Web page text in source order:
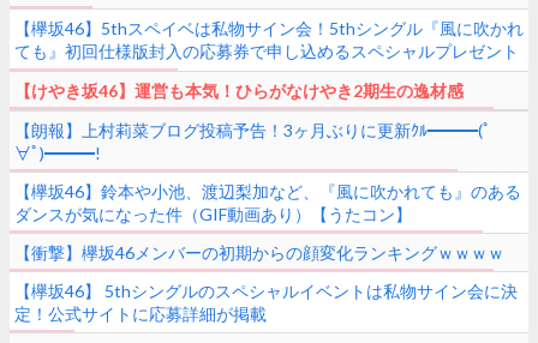
公開！
【欅坂46】5thスペイベは私物サイン会！5thシングル『風に吹かれ
ても』初回仕様版封入の応募券で申し込めるスペシャルプレゼント
の詳細が判明
【けやき坂46】運営も本気！ひらがなけやき2期生の逸材感
【朗報】上村莉菜ブログ投稿予告！3ヶ月ぶりに更新ｸﾙ━━━(ﾟ
∀ﾟ)━━━!
【欅坂46】鈴本や小池、渡辺梨加など、『風に吹かれても』のある
ダンスが気になった件（GIF動画あり）【うたコン】
【衝撃】欅坂46メンバーの初期からの顔変化ランキングｗｗｗｗ
【欅坂46】 5thシングルのスペシャルイベントは私物サイン会に決
定！公式サイトに応募詳細が掲載